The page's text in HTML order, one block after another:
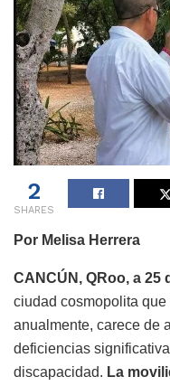
2
SHARES
Por Melisa Herrera
CANCÚN, QRoo, a 25
ciudad cosmopolita
anualmente, carece de
deficiencias
discapacidad. La